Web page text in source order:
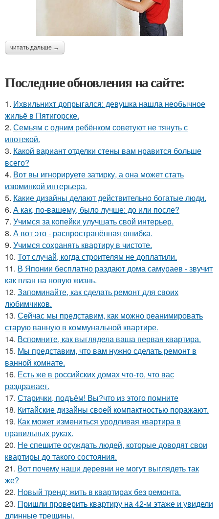
читать дальше →
Последние обновления на сайте:
1. Ихвильнихт допрыгался: девушка нашла необычное
жильё в Пятигорске.
2. Семьям с одним ребёнком советуют не тянуть с
ипотекой.
3. Какой вариант отделки стены вам нравится больше
всего?
4. Вот вы игнорируете затирку, а она может стать
изюминкой интерьера.
5. Какие дизайны делают действительно богатые люди.
6. А как, по-вашему, было лучше: до или после?
7. Учимся за копейки улучшать свой интерьер.
8. А вот это - распространённая ошибка.
9. Учимся сохранять квартиру в чистоте.
10. Тот случай, когда строителям не доплатили.
11. В Японии бесплатно раздают дома самураев - звучит
как план на новую жизнь.
12. Запоминайте, как сделать ремонт для своих
любимчиков.
13. Сейчас мы представим, как можно реанимировать
старую ванную в коммунальной квартире.
14. Вспомните, как выглядела ваша первая квартира.
15. Мы представим, что вам нужно сделать ремонт в
ванной комнате.
16. Есть же в российских домах что-то, что вас
раздражает.
17. Старички, подъём! Вы?что из этого помните
18. Китайские дизайны своей компактностью поражают.
19. Как может измениться уродливая квартира в
правильных руках.
20. Не спешите осуждать людей, которые доводят свои
квартиры до такого состояния.
21. Вот почему наши деревни не могут выглядеть так
же?
22. Новый тренд: жить в квартирах без ремонта.
23. Пришли проверить квартиру на 42-м этаже и увидели
длинные трещины.